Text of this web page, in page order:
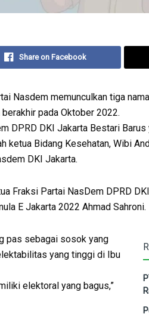
Share on Facebook
Nasdem memunculkan tiga
pada Oktober 2022.
DPRD DKI Jakarta Bestari
ketua Bidang Kesehatan, Wibi
DKI Jakarta.
Fraksi Partai NasDem DPRD
E Jakarta 2022 Ahmad Sahroni.
pas sebagai sosok yang
yang tinggi di Ibu
elektoral yang bagus,”